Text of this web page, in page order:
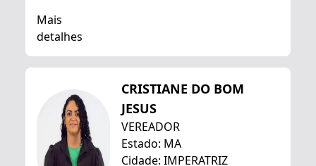
Mais
detalhes
CRISTIANE DO BOM
JESUS
VEREADOR
Estado: MA
Cidade: IMPERATRIZ